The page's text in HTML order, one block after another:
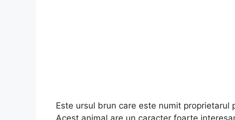
Este ursul brun care este numit
Acest animal are un caracter foarte